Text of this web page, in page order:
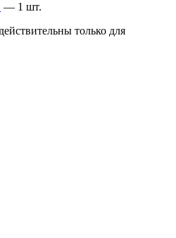
— 1 шт.
только для